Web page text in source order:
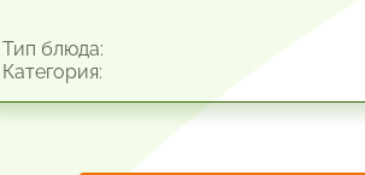
блюда: